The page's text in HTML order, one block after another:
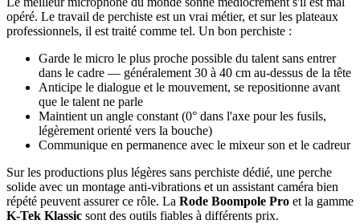
opéré. Le travail de perchiste est un vrai métier, et sur les plateaux
professionnels, il est traité comme tel. Un bon perchiste :
Garde le micro le plus proche possible du talent sans entrer
dans le cadre — généralement 30 à 40 cm au-dessus de la tête
Anticipe le dialogue et le mouvement, se repositionne avant
que le talent ne parle
Maintient un angle constant (0° dans l'axe pour les fusils,
légèrement orienté vers la bouche)
Communique en permanence avec le mixeur son et le cadreur
Sur les productions plus légères sans perchiste dédié, une perche
solide avec un montage anti-vibrations et un assistant caméra bien
répété peuvent assurer ce rôle. La Rode Boompole Pro et la gamme
K-Tek Klassic sont des outils fiables à différents prix.